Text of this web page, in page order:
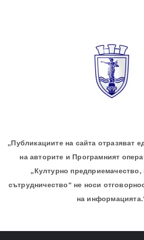
„Публикациите на сайта отразяват
на авторите и Програмният
„Културно предприемачество,
сътрудничество“ не носи
на